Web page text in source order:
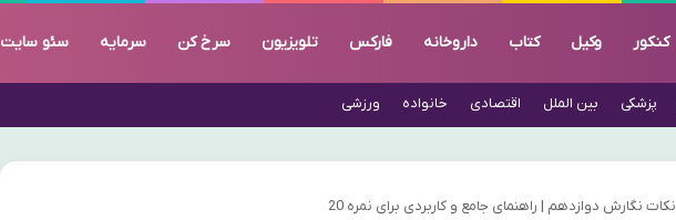
کنکور وکیل کتاب داروخانه فارکس تلویزیون سرخ کن سرمایه سئو سایت
پزشکی بین الملل اقتصادی خانواده ورزشی
نکات نگارش دوازدهم | راهنمای جامع و کاربردی برای نمره 20